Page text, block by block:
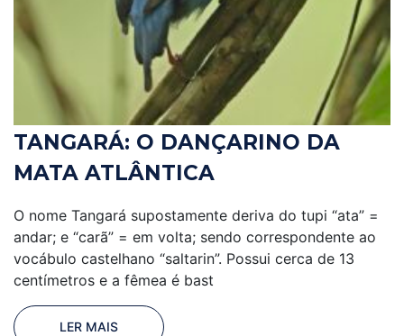
TANGARÁ: O DANÇARINO DA
MATA ATLÂNTICA
O nome Tangará supostamente deriva do tupi “ata” =
andar; e “carã” = em volta; sendo correspondente ao
vocábulo castelhano “saltarin”. Possui cerca de 13
centímetros e a fêmea é bast
LER MAIS